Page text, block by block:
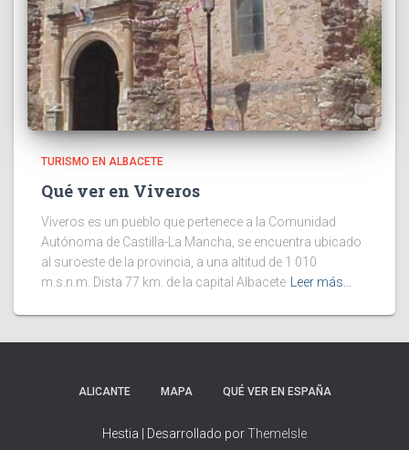
TURISMO EN ALBACETE
Qué ver en Viveros
Viveros es un pueblo que pertenece a la Comunidad
Autónoma de Castilla-La Mancha, se encuentra ubicado
al suroeste de la provincia, a una altitud de 1 010
m.s.n.m. Dista 77 km. de la capital Albacete
Leer más…
ALICANTE MAPA QUÉ VER EN ESPAÑA
Hestia | Desarrollado porThemeIsle